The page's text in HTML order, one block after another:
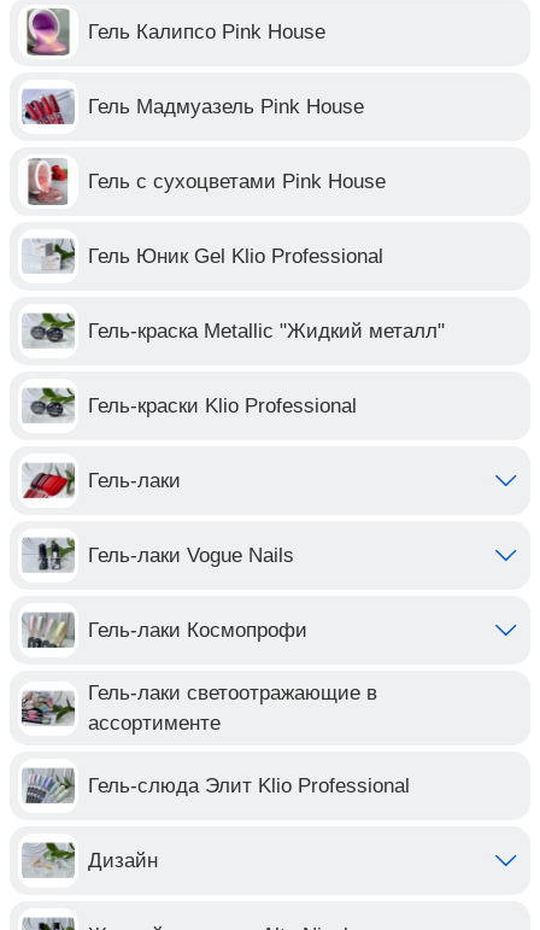
Гель Калипсо Pink House
Гель Мадмуазель Pink House
Гель с сухоцветами Pink House
Гель Юник Gel Klio Professional
Гель-краска Metallic "Жидкий металл"
Гель-краски Klio Professional
Гель-лаки
Гель-лаки Vogue Nails
Гель-лаки Космопрофи
Гель-лаки светоотражающие в
ассортименте
Гель-слюда Элит Klio Professional
Дизайн